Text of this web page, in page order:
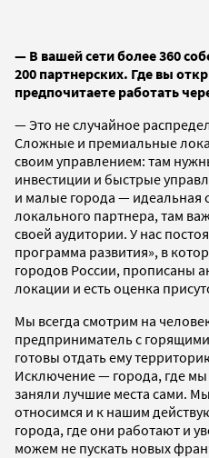
— В вашей сети более 360
200 партнерских. Где вы
предпочитаете работать
— Это не случайное
Сложные и премиальные
своим управлением: там
инвестиции и быстрые
и малые города — идеальная
локального партнера, там
своей аудитории. У нас
программа развития», в
городов России, прописаны
локации и есть оценка
Мы всегда смотрим на
предприниматель с
готовы отдать ему
Исключение — города, где
заняли лучшие места сами.
относимся и к нашим
города, где они работают и
можем не пускать новых